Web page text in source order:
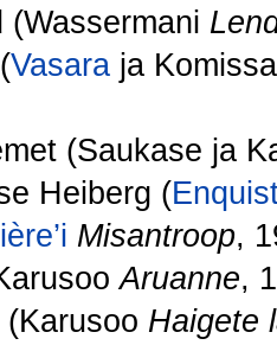
(Wassermani
Vasara ja
(Saukase ja
Heiberg (
Misantroop,
Aruanne,
Haigete